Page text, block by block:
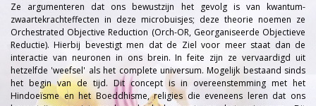
Ze argumenteren dat ons bewustzijn het gevolg is van kwantum-
zwaartekrachteffecten in deze microbuisjes; deze theorie noemen ze
Orchestrated Objective Reduction (Orch-OR, Georganiseerde Objectieve
Reductie). Hierbij bevestigt men dat de Ziel voor meer staat dan de
interactie van neuronen in ons brein. In feite zijn ze vervaardigd uit
hetzelfde 'weefsel' als het complete universum. Mogelijk bestaand sinds
het begin van de tijd. Dit concept is in overeenstemming met het
Hindoeïsme en het Boeddhisme, religies die eveneens leren dat ons